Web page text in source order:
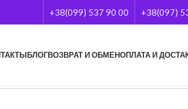
+38(099) 537 90 00 +38(097)
БЛОГВОЗВРАТ И ОБМЕНОПЛАТА И